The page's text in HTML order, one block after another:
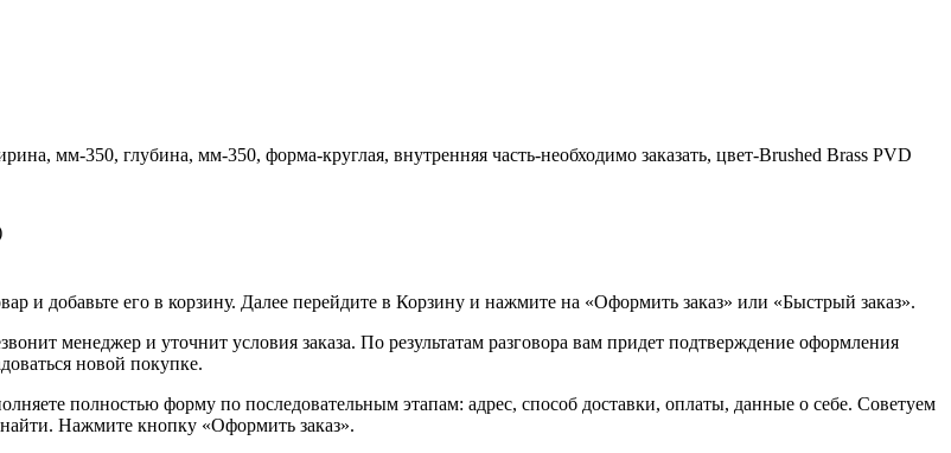
мм-350, глубина, мм-350, форма-круглая, внутренняя часть-необходимо заказать, цвет-Brushed Brass PVD
и добавьте его в корзину. Далее перейдите в Корзину и нажмите на «Оформить заказ» или «Быстрый заказ».
менеджер и уточнит условия заказа. По результатам разговора вам придет подтверждение оформления
новой покупке.
полностью форму по последовательным этапам: адрес, способ доставки, оплаты, данные о себе. Советуем
Нажмите кнопку «Оформить заказ».